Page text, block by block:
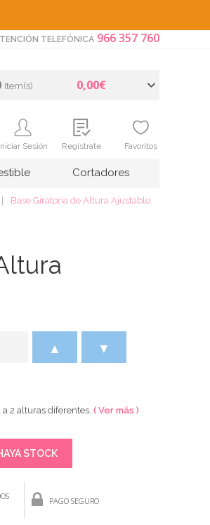
TELEFÓNICA 966 357 760
Item(s) 0,00€
Sesión Regístrate Favoritos
Cortadores
Base Giratoria de Altura Ajustable
▲ ▼
2 alturas diferentes. ( Ver más )
STOCK
PAGO SEGURO